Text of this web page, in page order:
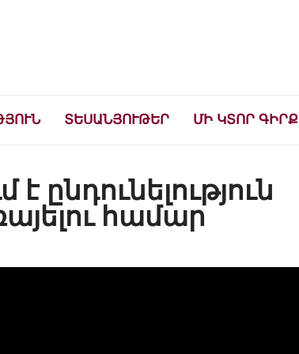
ՏԵՍԱՆՅՈՒԹԵՐ ՄԻ ԿՏՈՐ ԳԻՐՔ
ընդունելություն
համար